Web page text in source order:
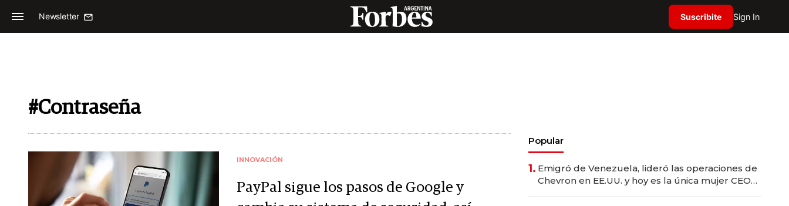
Newsletter Suscribite Sign In
#Contraseña
INNOVACIÓN
PayPal sigue los pasos de Google y
Popular
1. Emigró de Venezuela, lideró las operaciones de
Chevron en EE.UU. y hoy es la única mujer CEO